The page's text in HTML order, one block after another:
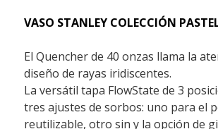
VASO STANLEY COLECCIÓN
El Quencher de 40 onzas llama la
diseño de rayas iridiscentes.
La versátil tapa FlowState de 3
tres ajustes de sorbos: uno para el
reutilizable, otro sin y la opción de